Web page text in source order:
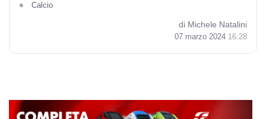
Calcio
di Michele Natalini
07 marzo 2024 16:28